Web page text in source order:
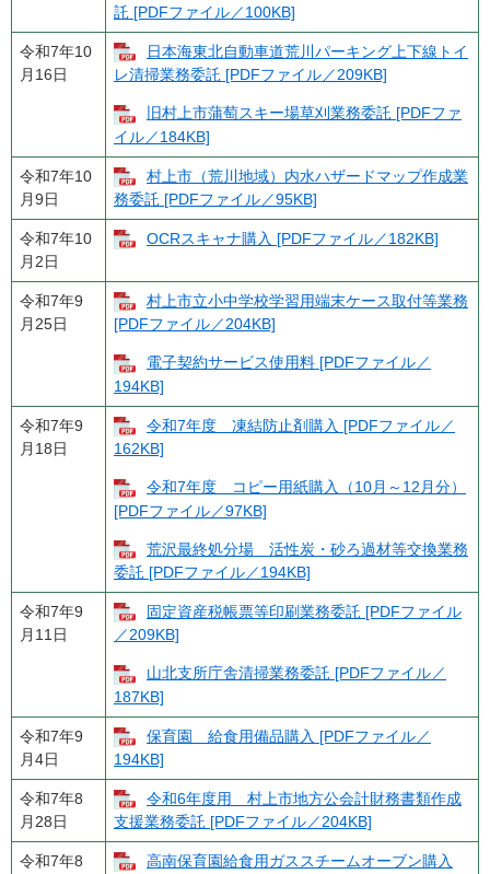
託 [PDFファイル／100KB]
令和7年10
月16日
日本海東北自動車道荒川パーキング上下線トイ
レ清掃業務委託 [PDFファイル／209KB]
旧村上市蒲萄スキー場草刈業務委託 [PDFファ
イル／184KB]
令和7年10
月9日
村上市（荒川地域）内水ハザードマップ作成業
務委託 [PDFファイル／95KB]
令和7年10
月2日
OCRスキャナ購入 [PDFファイル／182KB]
令和7年9
月25日
村上市立小中学校学習用端末ケース取付等業務
[PDFファイル／204KB]
電子契約サービス使用料 [PDFファイル／
194KB]
令和7年9
月18日
令和7年度 凍結防止剤購入 [PDFファイル／
162KB]
令和7年度 コピー用紙購入（10月～12月分）
[PDFファイル／97KB]
荒沢最終処分場 活性炭・砂ろ過材等交換業務
委託 [PDFファイル／194KB]
令和7年9
月11日
固定資産税帳票等印刷業務委託 [PDFファイル
／209KB]
山北支所庁舎清掃業務委託 [PDFファイル／
187KB]
令和7年9
月4日
保育園 給食用備品購入 [PDFファイル／
194KB]
令和7年8
月28日
令和6年度用 村上市地方公会計財務書類作成
支援業務委託 [PDFファイル／204KB]
令和7年8
高南保育園給食用ガススチームオーブン購入